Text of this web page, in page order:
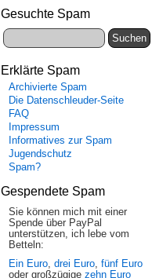
Gesuchte Spam
Erklärte Spam
Archivierte Spam
Die Datenschleuder-Seite
FAQ
Impressum
Informatives zur Spam
Jugendschutz
Spam?
Gespendete Spam
Sie können mich mit einer
Spende über PayPal
unterstützen, ich lebe vom
Betteln:
Ein Euro, drei Euro, fünf Euro
oder großzügige zehn Euro